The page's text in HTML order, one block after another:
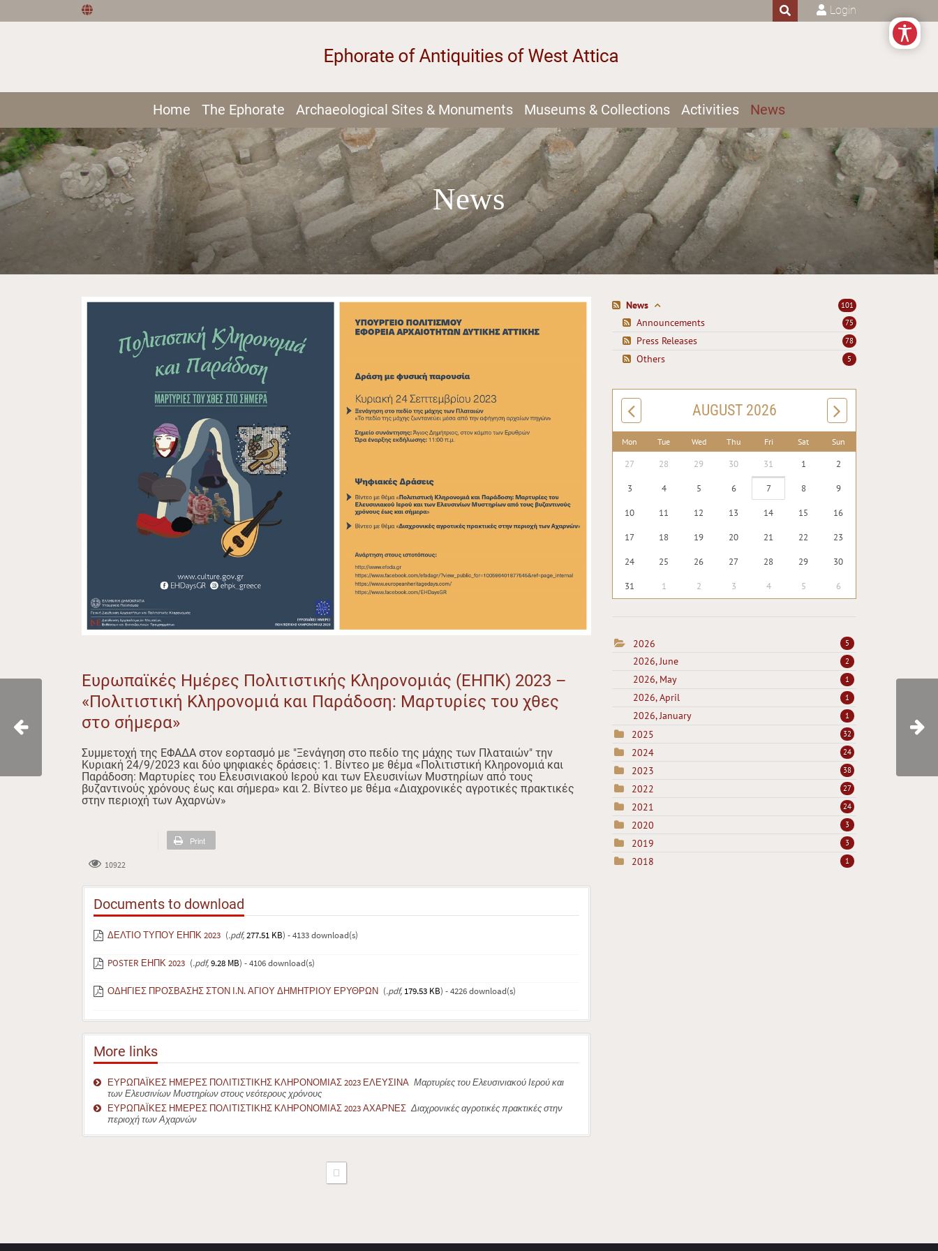
Login
Home The Ephorate Archaeological Sites & Monuments Museums & Collections Activities News
News
Ευρωπαϊκές Ημέρες Πολιτιστικής Κληρονομιάς (ΕΗΠΚ) 2023 –
«Πολιτιστική Κληρονομιά και Παράδοση: Μαρτυρίες του χθες
στο σήμερα»
Συμμετοχή της ΕΦΑΔΑ στον εορτασμό με "Ξενάγηση στο πεδίο της μάχης των Πλαταιών" την
Κυριακή 24/9/2023 και δύο ψηφιακές δράσεις: 1. Βίντεο με θέμα «Πολιτιστική Κληρονομιά και
Παράδοση: Μαρτυρίες του Ελευσινιακού Ιερού και των Ελευσινίων Μυστηρίων από τους
βυζαντινούς χρόνους έως και σήμερα» και 2. Βίντεο με θέμα «Διαχρονικές αγροτικές πρακτικές
στην περιοχή των Αχαρνών»
Print
10922
Documents to download
ΔΕΛΤΙΟ ΤΥΠΟΥ ΕΗΠΚ 2023 (.pdf,277.51 KB) - 4133 download(s)
POSTER ΕΗΠΚ 2023 (.pdf,9.28 MB) - 4106 download(s)
ΟΔΗΓΙΕΣ ΠΡΟΣΒΑΣΗΣ ΣΤΟΝ Ι.Ν. ΑΓΙΟΥ ΔΗΜΗΤΡΙΟΥ ΕΡΥΘΡΩΝ (.pdf, 179.53 KB) - 4226 download(s)
More links
ΕΥΡΩΠΑΪΚΕΣ ΗΜΕΡΕΣ ΠΟΛΙΤΙΣΤΙΚΗΣ ΚΛΗΡΟΝΟΜΙΑΣ 2023 ΕΛΕΥΣΙΝΑ Μαρτυρίες του Ελευσινιακού Ιερού και
των Ελευσινίων Μυστηρίων στους νεότερους χρόνους
ΕΥΡΩΠΑΪΚΕΣ ΗΜΕΡΕΣ ΠΟΛΙΤΙΣΤΙΚΗΣ ΚΛΗΡΟΝΟΜΙΑΣ 2023 ΑΧΑΡΝΕΣ Διαχρονικές αγροτικές πρακτικές στην
περιοχή των Αχαρνών
101
News
75
Announcements
78
Press Releases
5
Others
AUGUST 2026
Mon Tue Wed Thu Fri Sat Sun
27 28 29 30 31 1 2
3 4 5 6 7 8 9
10 11 12 13 14 15 16
17 18 19 20 21 22 23
24 25 26 27 28 29 30
31 1 2 3 4 5 6
2026 5
2026, June 2
2026, May 1
2026, April 1
2026, January 1
2025 32
2024 24
2023 38
2022 27
2021 24
2020 3
2019 3
2018 1